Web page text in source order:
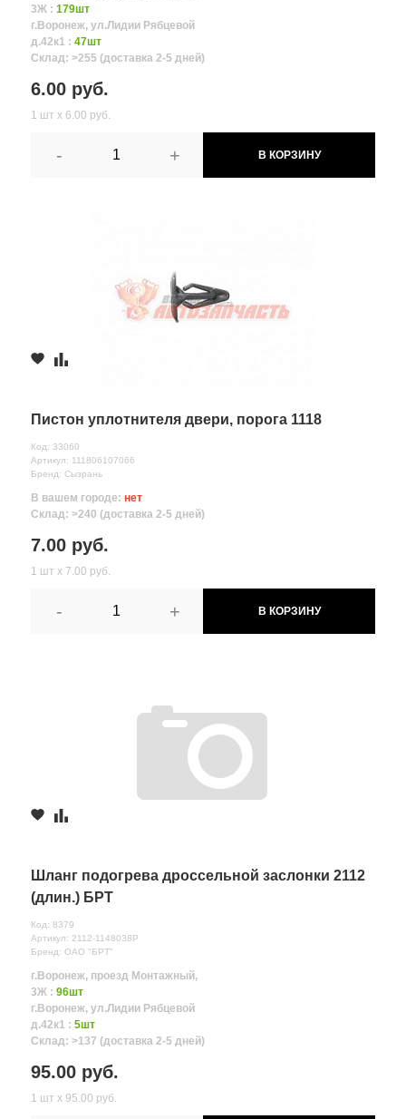
3Ж : 179шт
г.Воронеж, ул.Лидии Рябцевой
д.42к1 : 47шт
Склад: >255 (доставка 2-5 дней)
6.00 руб.
1 шт х 6.00 руб.
- + В КОРЗИНУ
Пистон уплотнителя двери, порога 1118
Код: 33060
Артикул: 111806107066
Бренд: Сызрань
В вашем городе: нет
Склад: >240 (доставка 2-5 дней)
7.00 руб.
1 шт х 7.00 руб.
- + В КОРЗИНУ
Шланг подогрева дроссельной заслонки 2112
(длин.) БРТ
Код: 8379
Артикул: 2112-1148038Р
Бренд: ОАО "БРТ"
г.Воронеж, проезд Монтажный,
3Ж : 96шт
г.Воронеж, ул.Лидии Рябцевой
д.42к1 : 5шт
Склад: >137 (доставка 2-5 дней)
95.00 руб.
1 шт х 95.00 руб.